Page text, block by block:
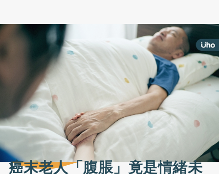
癌末老人「腹脹」竟是情緒未